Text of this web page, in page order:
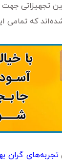
تجهیزاتی جهت
که تمامی
تجربه‌های گران